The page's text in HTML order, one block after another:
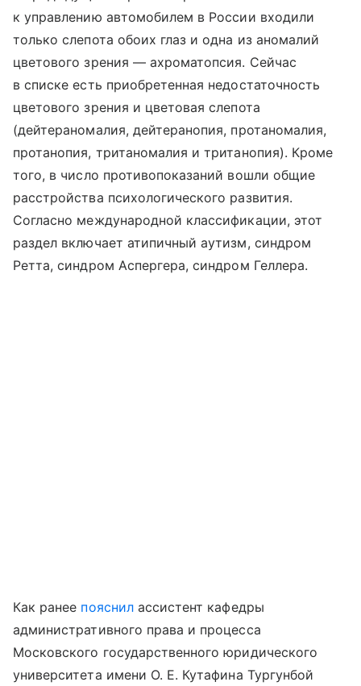
к управлению автомобилем в России входили
только слепота обоих глаз и одна из аномалий
цветового зрения — ахроматопсия. Сейчас
в списке есть приобретенная недостаточность
цветового зрения и цветовая слепота
(дейтераномалия, дейтеранопия, протаномалия,
протанопия, тританомалия и тританопия). Кроме
того, в число противопоказаний вошли общие
расстройства психологического развития.
Согласно международной классификации, этот
раздел включает атипичный аутизм, синдром
Ретта, синдром Аспергера, синдром Геллера.
Как ранее пояснилассистент кафедры
административного права и процесса
Московского государственного юридического
университета имени О. Е. Кутафина Тургунбой